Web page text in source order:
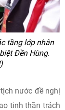
tầng lớp nhân
Đền Hùng.
nước đề nghị
tinh thần trách